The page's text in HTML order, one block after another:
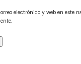
electrónico y web en este